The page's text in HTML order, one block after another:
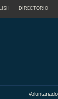
DIRECTORIO
Voluntariado